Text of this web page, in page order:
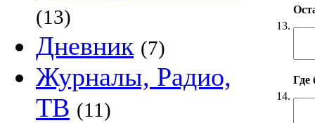
(13)
Дневник (7)
Журналы, Радио,
ТВ (11)
13.
14.
Где